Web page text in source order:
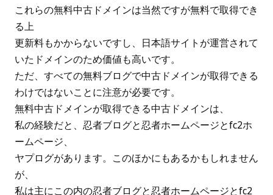
これらの無料中古ドメインは当然ですが無料で取得でき
る上
更新料もかからないですし、日本語サイトが運営されて
いたドメインのため価値も高いです。
ただ、すべての無料ブログで中古ドメインが取得できる
わけではないことに注意が必要です。
無料中古ドメインが取得できる中古ドメインは、
私の経験だと、忍者ブログと忍者ホームページとfc2ホ
ームページ、
ヤプログがあります。このほかにもあるかもしれません
が、
私は主にこの内の忍者ブログと忍者ホームページとfc2